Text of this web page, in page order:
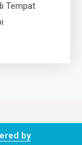
Tempat
by